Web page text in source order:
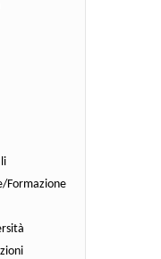
Formazione